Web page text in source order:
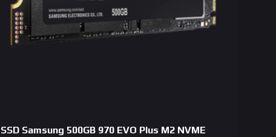
SSD Samsung 500GB 970 EVO Plus M2 NVME